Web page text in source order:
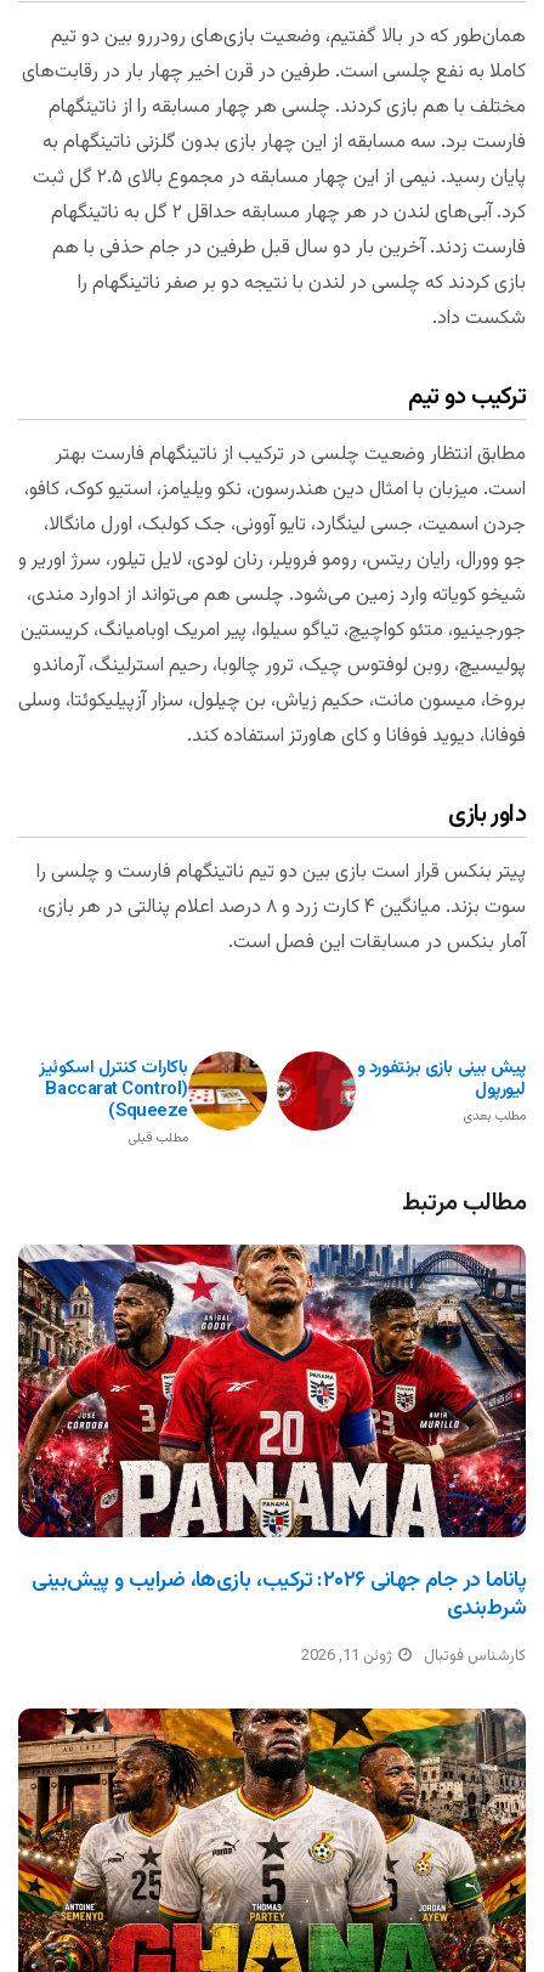
همان‌طور که در بالا گفتیم، وضعیت بازی‌های رودررو بین دو تیم
کاملا به نفع چلسی است. طرفین در قرن اخیر چهار بار در رقابت‌های
مختلف با هم بازی کردند. چلسی هر چهار مسابقه را از ناتینگهام
فارست برد. سه مسابقه از این چهار بازی بدون گلزنی ناتینگهام به
پایان رسید. نیمی از این چهار مسابقه در مجموع بالای ۲.۵ گل ثبت
کرد. آبی‌های لندن در هر چهار مسابقه حداقل ۲ گل به ناتینگهام
فارست زدند. آخرین بار دو سال قبل طرفین در جام حذفی با هم
بازی کردند که چلسی در لندن با نتیجه دو بر صفر ناتینگهام را
شکست داد.
ترکیب دو تیم
مطابق انتظار وضعیت چلسی در ترکیب از ناتینگهام فارست بهتر
است. میزبان با امثال دین هندرسون، نکو ویلیامز، استیو کوک، کافو،
جردن اسمیت، جسی لینگارد، تایو آوونی، جک کولبک، اورل مانگالا،
جو وورال، رایان ریتس، رومو فرویلر، رنان لودی، لایل تیلور، سرژ اوریر و
شیخو کویاته وارد زمین می‌شود. چلسی هم می‌تواند از ادوارد مندی،
جورجینیو، متئو کواچیچ، تیاگو سیلوا، پیر امریک اوبامیانگ، کریستین
پولیسیچ، روبن لوفتوس چیک، ترور چالوبا، رحیم استرلینگ، آرماندو
بروخا، میسون مانت، حکیم زیاش، بن چیلول، سزار آزپیلیکوئتا، وسلی
فوفانا، دیوید فوفانا و کای هاورتز استفاده کند.
داور بازی
پیتر بنکس قرار است بازی بین دو تیم ناتینگهام فارست و چلسی را
سوت بزند. میانگین ۴ کارت زرد و ۸ درصد اعلام پنالتی در هر بازی،
آمار بنکس در مسابقات این فصل است.
باکارات کنترل اسکوئیز
(Baccarat Control
Squeeze)
مطلب قبلی
پیش بینی بازی برنتفورد و
لیورپول
مطلب بعدی
مطالب مرتبط
پاناما در جام جهانی ۲۰۲۶: ترکیب، بازی‌ها، ضرایب و پیش‌بینی
شرط‌بندی
کارشناس فوتبال ژوئن 11, 2026